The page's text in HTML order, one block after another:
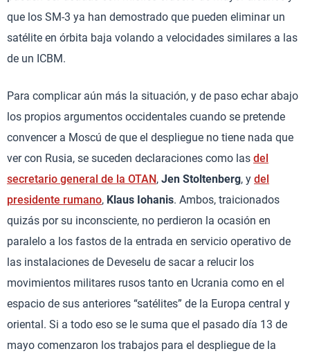
que los SM-3 ya han demostrado que pueden eliminar un
satélite en órbita baja volando a velocidades similares a las
de un ICBM.
Para complicar aún más la situación, y de paso echar abajo
los propios argumentos occidentales cuando se pretende
convencer a Moscú de que el despliegue no tiene nada que
ver con Rusia, se suceden declaraciones como las del
secretario general de la OTAN, Jen Stoltenberg, y del
presidente rumano, Klaus Iohanis. Ambos, traicionados
quizás por su inconsciente, no perdieron la ocasión en
paralelo a los fastos de la entrada en servicio operativo de
las instalaciones de Deveselu de sacar a relucir los
movimientos militares rusos tanto en Ucrania como en el
espacio de sus anteriores “satélites” de la Europa central y
oriental. Si a todo eso se le suma que el pasado día 13 de
mayo comenzaron los trabajos para el despliegue de la